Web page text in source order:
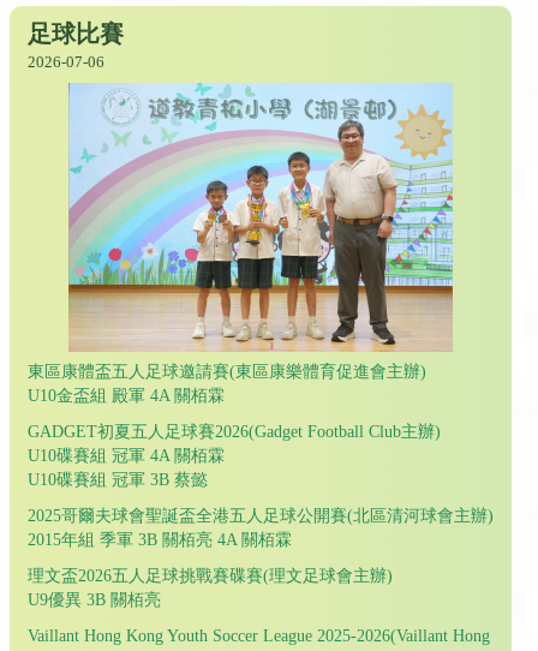
足球比賽
2026-07-06
東區康體盃五人足球邀請賽(東區康樂體育促進會主辦)
U10金盃組 殿軍 4A 關栢霖
GADGET初夏五人足球賽2026(Gadget Football Club主辦)
U10碟賽組 冠軍 4A 關栢霖
U10碟賽組 冠軍 3B 蔡懿
2025哥爾夫球會聖誕盃全港五人足球公開賽(北區清河球會主辦)
2015年組 季軍 3B 關栢亮 4A 關栢霖
理文盃2026五人足球挑戰賽碟賽(理文足球會主辦)
U9優異 3B 關栢亮
Vaillant Hong Kong Youth Soccer League 2025-2026(Vaillant Hong